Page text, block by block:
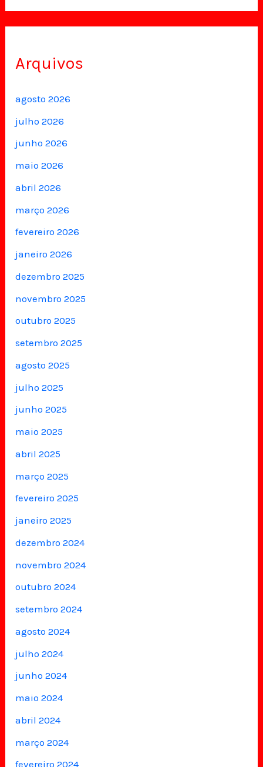
Arquivos
agosto 2026
julho 2026
junho 2026
maio 2026
abril 2026
março 2026
fevereiro 2026
janeiro 2026
dezembro 2025
novembro 2025
outubro 2025
setembro 2025
agosto 2025
julho 2025
junho 2025
maio 2025
abril 2025
março 2025
fevereiro 2025
janeiro 2025
dezembro 2024
novembro 2024
outubro 2024
setembro 2024
agosto 2024
julho 2024
junho 2024
maio 2024
abril 2024
março 2024
fevereiro 2024